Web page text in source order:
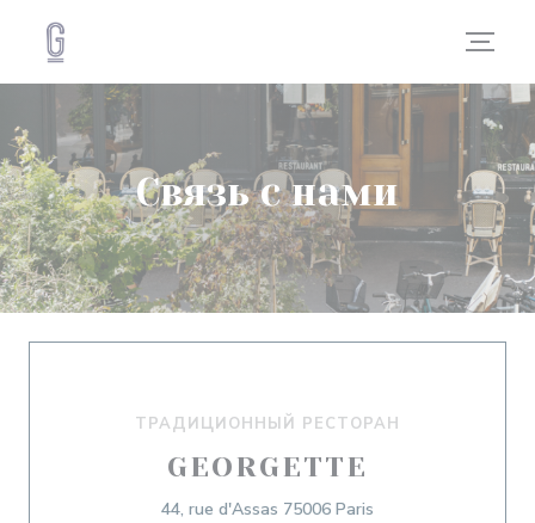
Связь с нами
ТРАДИЦИОННЫЙ РЕСТОРАН
GEORGETTE
44, rue d'Assas 75006 Paris